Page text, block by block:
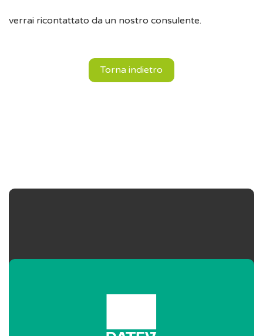
verrai ricontattato da un nostro consulente.
Torna indietro